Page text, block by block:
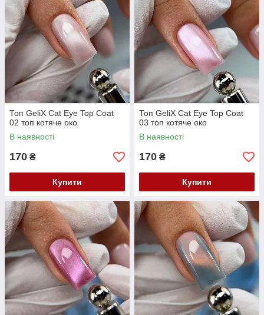
Топ GeliX Cat Eye Top Coat
02 топ котяче око
В наявності
170 ₴
Купити
Топ GeliX Cat Eye Top Coat
03 топ котяче око
В наявності
170 ₴
Купити